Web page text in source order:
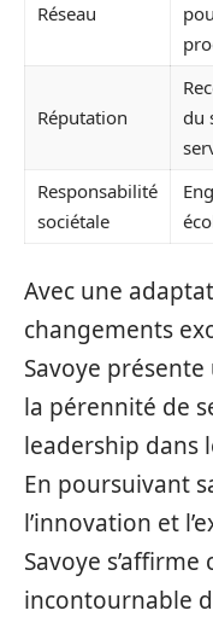
Réseau
Réputation
du
Responsabilité
sociétale
Avec une
changements
Savoye
la pérennité de
leadership dans
En poursuivant
l’innovation et
Savoye
incontournable